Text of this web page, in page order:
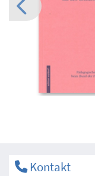
Kontakt